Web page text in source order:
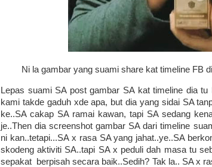
Ni la gambar yang suami share kat timeline FB
Lepas suami SA post gambar SA kat timeline dia
kami takde gaduh xde apa, but dia yang sidai SA
ke..SA cakap SA ramai kawan, tapi SA sedang
je..Then dia screenshot gambar SA dari timeline
ni kan..tetapi...SA x rasa SA yang jahat..ye..SA
skodeng aktiviti SA..tapi SA x peduli dah masa tu
sepakat berpisah secara baik..Sedih? Tak la.. SA x